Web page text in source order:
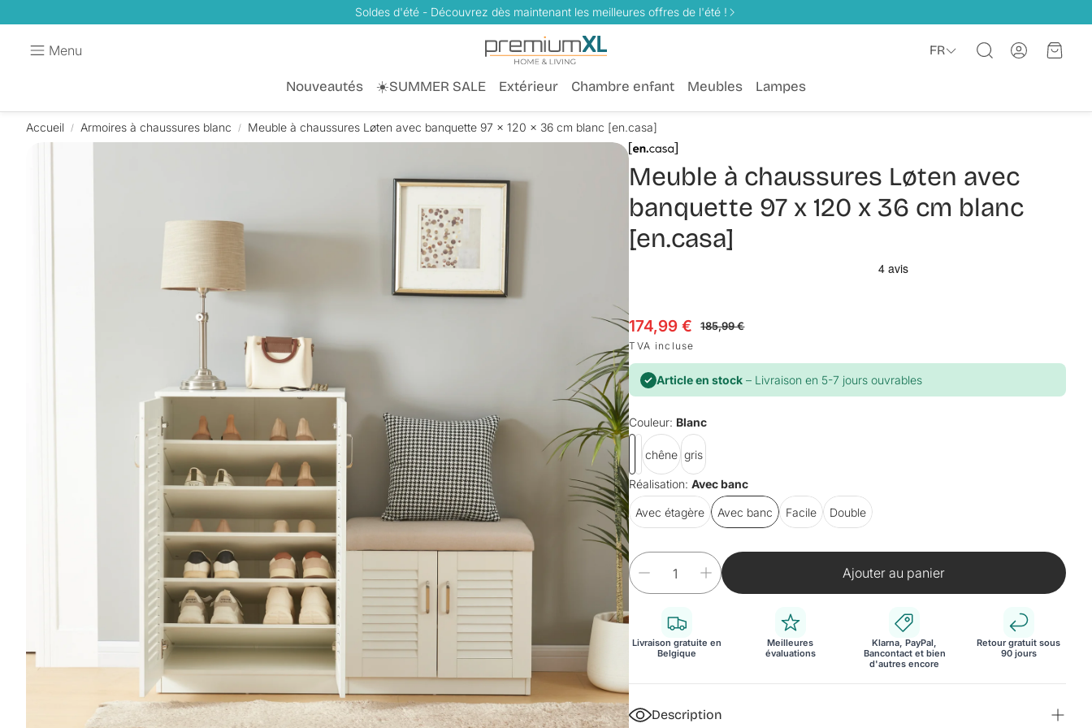
Soldes d'été - Découvrez dès maintenant les meilleures offres de l'été !
Menu FR
Rechercher
ComptePanier
Nouveautés ☀️SUMMER SALE Extérieur Chambre enfant Meubles Lampes
Accueil Armoires à chaussures blanc Meuble à chaussures Løten avec banquette 97 x 120 x 36 cm blanc [en.casa]
Meuble à chaussures Løten avec
banquette 97 x 120 x 36 cm blanc
[en.casa]
Prix en solde
174,99 €
Prix habituel 185,99 €
TVA incluse
Article en stock – Livraison en 5-7 jours ouvrables
Couleur: Blanc
chêne gris
Réalisation:Avec banc
Avec étagère Avec banc Facile Double
Ajouter au panier
Livraison gratuite en
Belgique
Meilleures
évaluations
Klarna, PayPal,
Bancontact et bien
d'autres encore
Retour gratuit sous
90 jours
Description